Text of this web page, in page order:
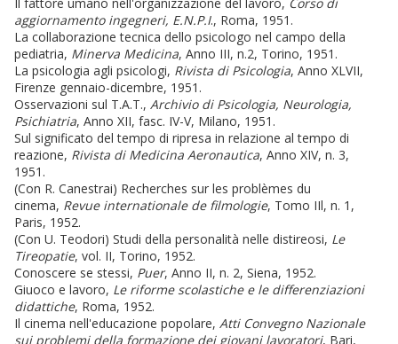
aggiornamento ingegneri, E.N.P.I., Roma, 1951.
La collaborazione tecnica dello psicologo nel campo della
pediatria, Minerva Medicina, Anno III, n.2, Torino, 1951.
La psicologia agli psicologi, Rivista di Psicologia, Anno XLVII,
Firenze gennaio-dicembre, 1951.
Osservazioni sul T.A.T., Archivio di Psicologia, Neurologia,
Psichiatria, Anno XII, fasc. IV-V, Milano, 1951.
Sul significato del tempo di ripresa in relazione al tempo di
reazione, Rivista di Medicina Aeronautica, Anno XIV, n. 3,
1951.
(Con R. Canestrai) Recherches sur les problèmes du
cinema, Revue internationale de filmologie, Tomo IIl, n. 1,
Paris, 1952.
(Con U. Teodori) Studi della personalità nelle distireosi, Le
Tireopatie, vol. II, Torino, 1952.
Conoscere se stessi, Puer, Anno II, n. 2, Siena, 1952.
Giuoco e lavoro, Le riforme scolastiche e le differenziazioni
didattiche, Roma, 1952.
Il cinema nell'educazione popolare, Atti Convegno Nazionale
sui problemi della formazione dei giovani lavoratori, Bari,